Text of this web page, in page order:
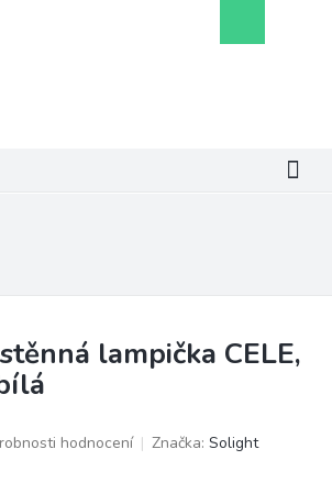
košík
lampička CELE,
hodnocení Značka: Solight